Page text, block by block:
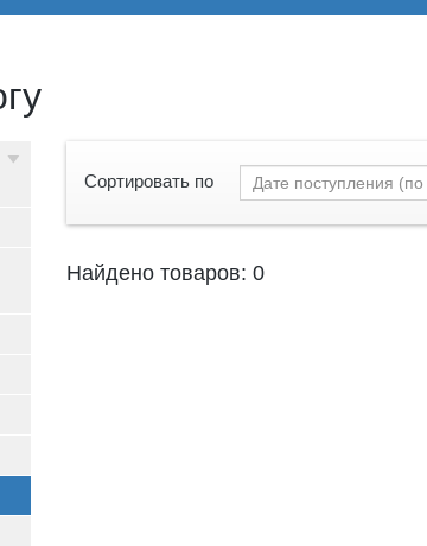
Сортировать по
Найдено товаров: 0